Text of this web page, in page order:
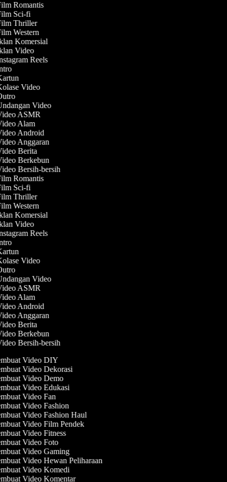
Romantis
Sci-fi
Thriller
Western
Komersial
Video
Reels
Video
Video
ASMR
Alam
Android
Anggaran
Berita
Berkebun
Bersih-bersih
Romantis
Sci-fi
Thriller
Western
Komersial
Video
Reels
Video
Video
ASMR
Alam
Android
Anggaran
Berita
Berkebun
Bersih-bersih
Video DIY
Video Dekorasi
Video Demo
Video Edukasi
Video Fan
Video Fashion
Video Fashion Haul
Video Film Pendek
Video Fitness
Video Foto
Video Gaming
Video Hewan Peliharaan
Video Komedi
Video Komentar